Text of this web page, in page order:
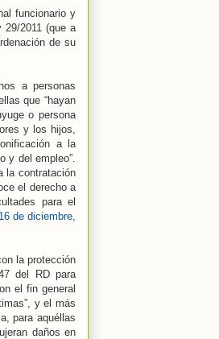
funcionario y
2011 (que a
de su
a personas
que “hayan
o persona
y los hijos,
a la
y del empleo”.
la contratación
el derecho a
para el
de diciembre,
la protección
del RD para
el fin general
y el más
para aquéllas
daños en